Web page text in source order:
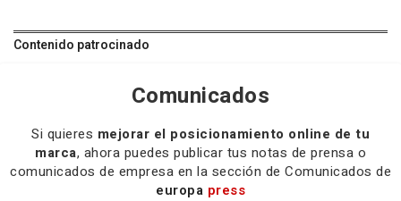
Contenido patrocinado
Comunicados
Si quieres mejorar el posicionamiento online de tu
marca, ahora puedes publicar tus notas de prensa o
comunicados de empresa en la sección de Comunicados de
europa press